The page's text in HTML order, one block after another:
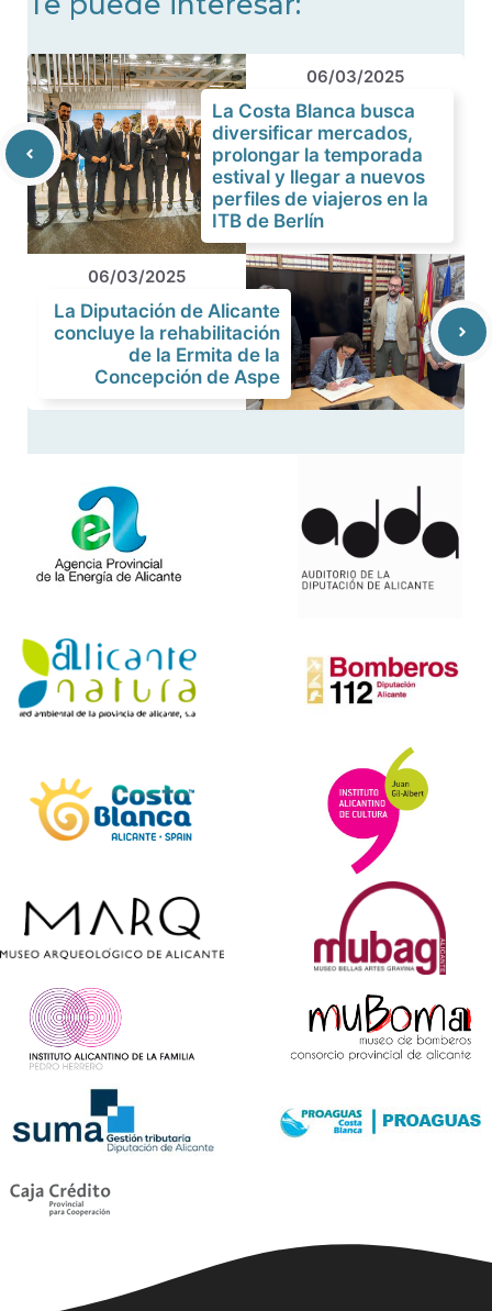
06/03/2025
La Costa Blanca busca
diversificar mercados,
prolongar la temporada
estival y llegar a nuevos
perfiles de viajeros en la
ITB de Berlín
06/03/2025
La Diputación de Alicante
concluye la rehabilitación
de la Ermita de la
Concepción de Aspe